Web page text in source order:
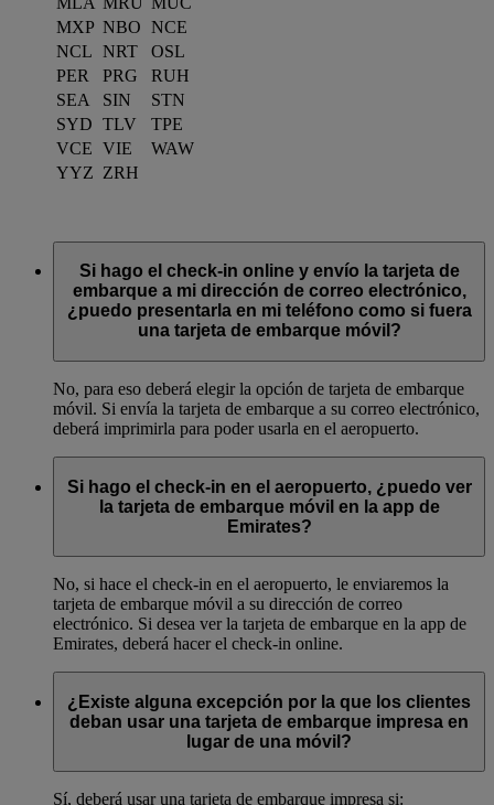
MXP NBO NCE
NCL NRT
OSL
PER
PRG
RUH
SEA
SIN
STN
SYD TLV
TPE
VCE VIE
WAW
YYZ ZRH
Si hago el check-in online y envío la tarjeta de
embarque a mi dirección de correo electrónico,
¿puedo presentarla en mi teléfono como si fuera
una tarjeta de embarque móvil?
No, para eso deberá elegir la opción de tarjeta de embarque
móvil. Si envía la tarjeta de embarque a su correo electrónico,
deberá imprimirla para poder usarla en el aeropuerto.
Si hago el check-in en el aeropuerto, ¿puedo ver
la tarjeta de embarque móvil en la app de
Emirates?
No, si hace el check-in en el aeropuerto, le enviaremos la
tarjeta de embarque móvil a su dirección de correo
electrónico. Si desea ver la tarjeta de embarque en la app de
Emirates, deberá hacer el check-in online.
¿Existe alguna excepción por la que los clientes
deban usar una tarjeta de embarque impresa en
lugar de una móvil?
Sí, deberá usar una tarjeta de embarque impresa si: